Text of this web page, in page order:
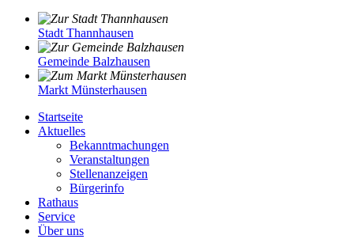
Stadt Thannhausen
Gemeinde Balzhausen
Markt Münsterhausen
Startseite
Aktuelles
Bekanntmachungen
Veranstaltungen
Stellenanzeigen
Bürgerinfo
Rathaus
Service
Über uns